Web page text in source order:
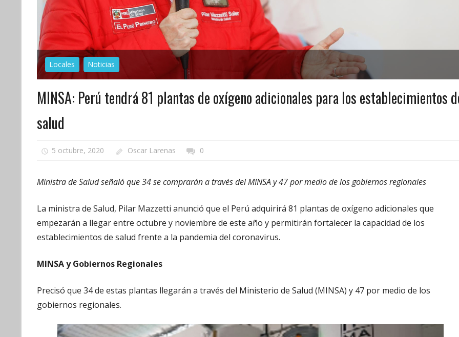
Locales Noticias
MINSA: Perú tendrá 81 plantas de oxígeno adicionales para los establecimientos
salud
5 octubre, 2020 Oscar Larenas 0
Ministra de Salud señaló que 34 se comprarán a través del MINSA y 47 por medio de los gobiernos regionales
La ministra de Salud, Pilar Mazzetti anunció que el Perú adquirirá 81 plantas de oxígeno adicionales que
empezarán a llegar entre octubre y noviembre de este año y permitirán fortalecer la capacidad de los
establecimientos de salud frente a la pandemia del coronavirus.
MINSA y Gobiernos Regionales
Precisó que 34 de estas plantas llegarán a través del Ministerio de Salud (MINSA) y 47 por medio de los
gobiernos regionales.